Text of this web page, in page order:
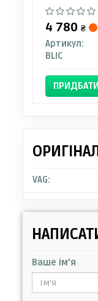
4 780 ₴
Артикул:
BLIC
ПРИДБАТИ
VAG:
Ваше ім'я